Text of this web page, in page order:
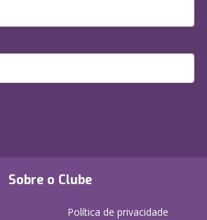
Sobre o Clube
Política de privacidade